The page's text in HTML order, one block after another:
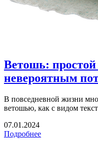
Ветошь: простой
невероятным
В повседневной жизни
ветошью, как с видом
07.01.2024
Подробнее